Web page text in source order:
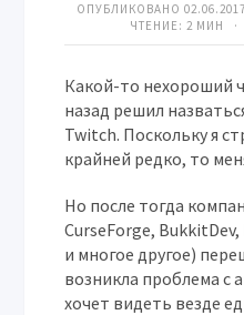
ОПУБЛИКОВАНО
ЧТЕНИЕ: 2 МИН
Какой-то нехороший
назад решил
Twitch. Поскольку я
крайней редко, то
Но после тогда
CurseForge,
и многое другое)
возникла проблема с
хочет видеть везде